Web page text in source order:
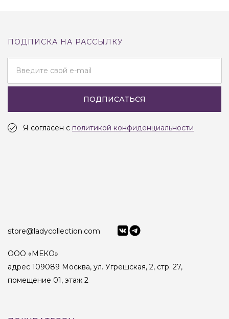
ПОДПИСКА НА РАССЫЛКУ
Введите свой e-mail
ПОДПИСАТЬСЯ
Я согласен с политикой конфиденциальности
store@ladycollection.com
ООО «МЕКО»
адрес 109089 Москва, ул. Угрешская, 2, стр. 27,
помещение 01, этаж 2